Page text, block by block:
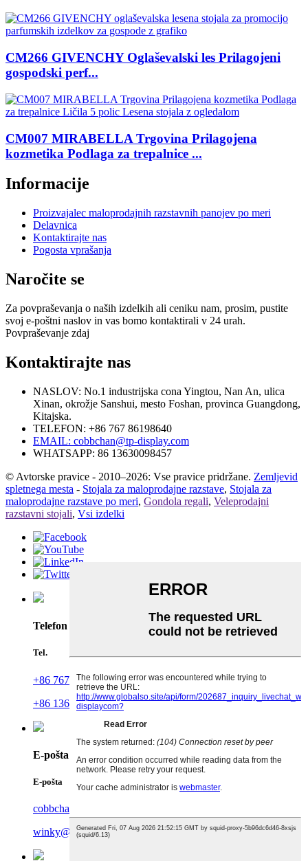
CM266 GIVENCHY Oglaševalski les Prilagojeni
gospodski perf...
CM007 MIRABELLA Trgovina Prilagojena
kozmetika Podlaga za trepalnice ...
Informacije
Proizvajalec maloprodajnih razstavnih panojev po meri
Delavnica
Kontaktirajte nas
Pogosta vprašanja
Naročite se
Za povpraševanja o naših izdelkih ali ceniku nam, prosim, pustite
svoj e-poštni naslov in vas bomo kontaktirali v 24 urah.
Povpraševanje zdaj
Kontaktirajte nas
NASLOV: No.1 industrijska cona Yingtou, Nan An, ulica
Xinan, okrožje Sanshui, mesto Foshan, provinca Guangdong,
Kitajska.
TELEFON: +86 767 86198640
EMAIL: cobbchan@tp-display.com
WHATSAPP: 86 13630098457
© Avtorske pravice - 2010–2026: Vse pravice pridržane. Zemljevid
spletnega mesta - Stojala za maloprodajne razstave, Stojala za
maloprodajne razstave po meri, Gondola regali, Veleprodajni
razstavni stojali, Vsi izdelki
Telefon
Tel.
+86 767 86198640
+86 13630098457
E-pošta
E-pošta
cobbchan@tp-display.com
winky@tp-display.com